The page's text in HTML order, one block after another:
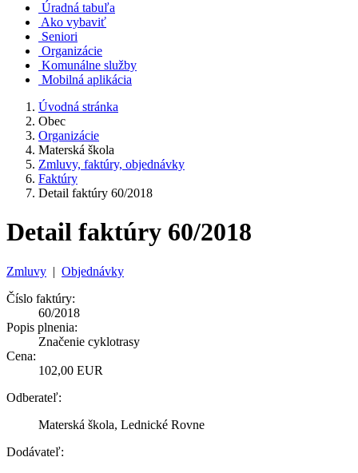
Úradná tabuľa
Ako vybaviť
Seniori
Organizácie
Komunálne služby
Mobilná aplikácia
Úvodná stránka
Obec
Organizácie
Materská škola
Zmluvy, faktúry, objednávky
Faktúry
Detail faktúry 60/2018
Detail faktúry 60/2018
Zmluvy | Objednávky
Číslo faktúry:
60/2018
Popis plnenia:
Značenie cyklotrasy
Cena:
102,00 EUR
Odberateľ:
Materská škola, Lednické Rovne
Dodávateľ: